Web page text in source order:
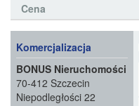
Cena
Komercjalizacja
BONUS Nieruchomości
70-412 Szczecin
Niepodległości 22